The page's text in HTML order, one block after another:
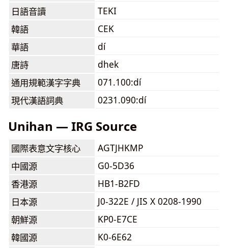
日語音讀
TEKI
韓語
CEK
華語
dí
唐詩
dhek
通用規範漢字字典
071.100:dí
現代漢語詞典
0231.090:dí
Unihan — IRG Source
國際表意文字核心
AGTJHKMP
中國源
G0-5D36
香港源
HB1-B2FD
日本源
J0-322E / JIS X 0208-1990
朝鮮源
KP0-E7CE
韓國源
K0-6E62